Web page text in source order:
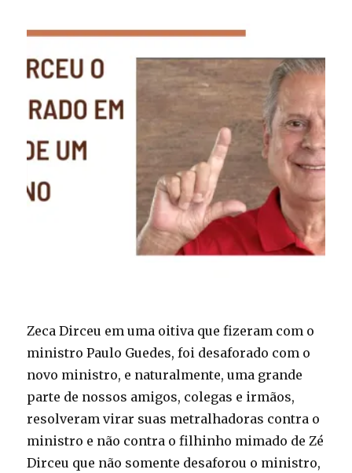
Zeca Dirceu em uma oitiva que fizeram com o
ministro Paulo Guedes, foi desaforado com o
novo ministro, e naturalmente, uma grande
parte de nossos amigos, colegas e irmãos,
resolveram virar suas metralhadoras contra o
ministro e não contra o filhinho mimado de Zé
Dirceu que não somente desaforou o ministro,